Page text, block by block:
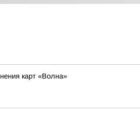
карт «Волна»